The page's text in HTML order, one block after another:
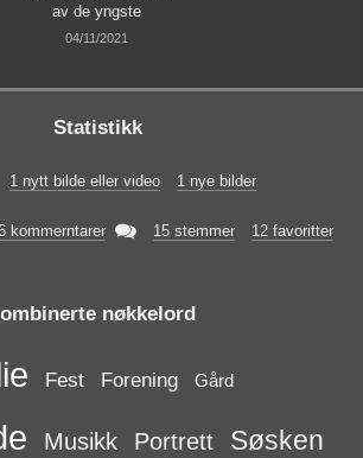
av de yngste
04/11/2021
Statistikk
1 nytt bilde eller video 1 nye bilder
kommerntarer  15 stemmer 12 favoritter
ombinerte nøkkelord
Fest Forening Gård
Musikk Portrett Søsken